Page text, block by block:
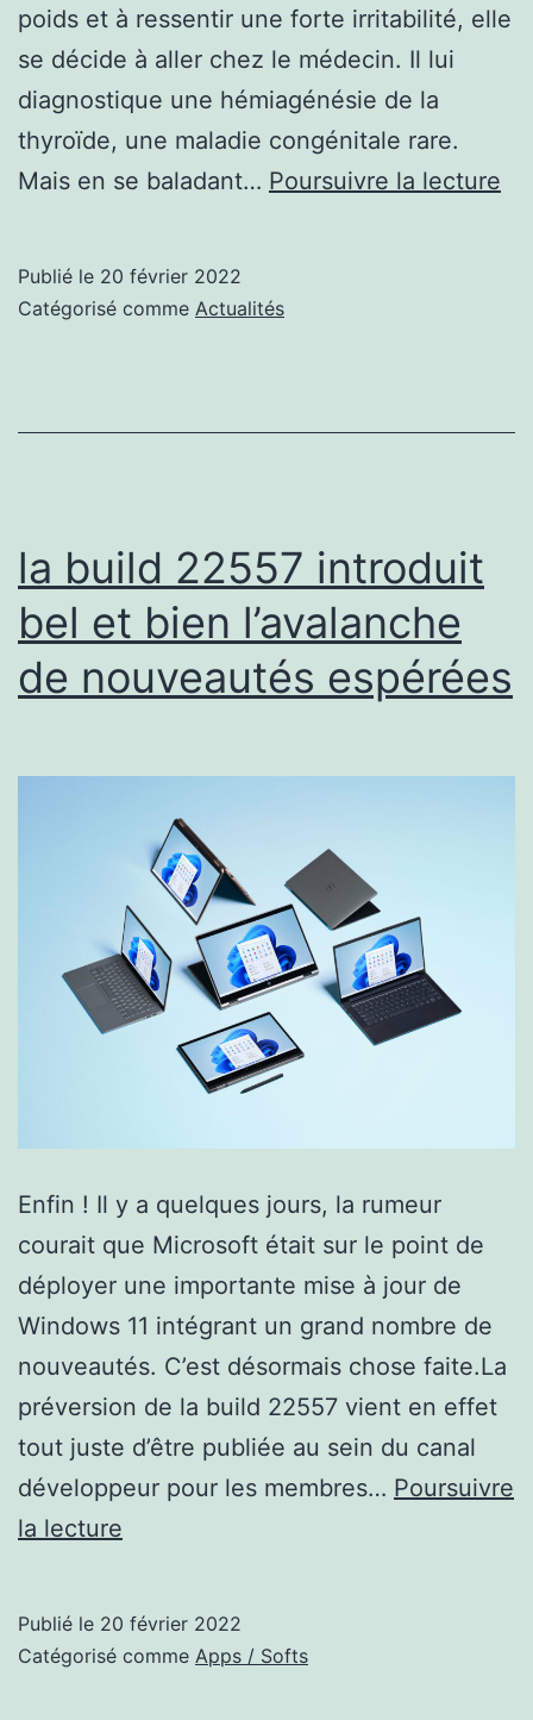
poids et à ressentir une forte irritabilité, elle
se décide à aller chez le médecin. Il lui
diagnostique une hémiagénésie de la
thyroïde, une maladie congénitale rare.
Mais en se baladant… Poursuivre la lecture
Publié le 20 février 2022
Catégorisé comme Actualités
la build 22557 introduit
bel et bien l’avalanche
de nouveautés espérées
Enfin ! Il y a quelques jours, la rumeur
courait que Microsoft était sur le point de
déployer une importante mise à jour de
Windows 11 intégrant un grand nombre de
nouveautés. C’est désormais chose faite.La
préversion de la build 22557 vient en effet
tout juste d’être publiée au sein du canal
développeur pour les membres… Poursuivre
la lecture
22557
introduit
Publié le 20 février 2022
Catégorisé comme Apps / Softs